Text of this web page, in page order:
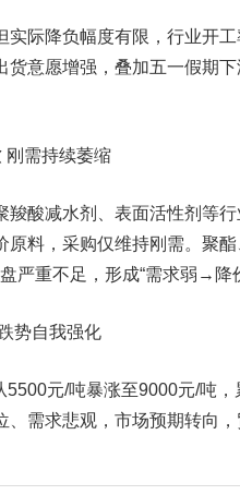
实际降负幅度有限，行业开
货意愿增强，叠加五一假期
刚需持续萎缩
羧酸减水剂、表面活性剂等
原料，采购仅维持刚需。聚
严重不足，形成“需求弱→降
势自我强化
元/吨暴涨至9000元/吨
需求悲观，市场预期转向